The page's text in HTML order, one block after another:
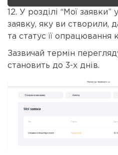
12. У розділі “Мої
заявку, яку ви створили,
та статус її опрацювання
Зазвичай термін
становить до 3-х днів.